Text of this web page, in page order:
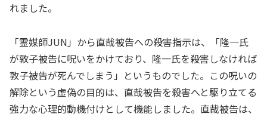
れました。
「霊媒師JUN」から直哉被告への殺害指示は、「隆一氏
が敦子被告に呪いをかけており、隆一氏を殺害しなければ
敦子被告が死んでしまう」というものでした。この呪いの
解除という虚偽の目的は、直哉被告を殺害へと駆り立てる
強力な心理的動機付けとして機能しました。直哉被告は、